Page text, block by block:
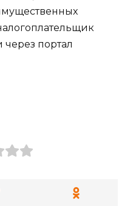
через портал